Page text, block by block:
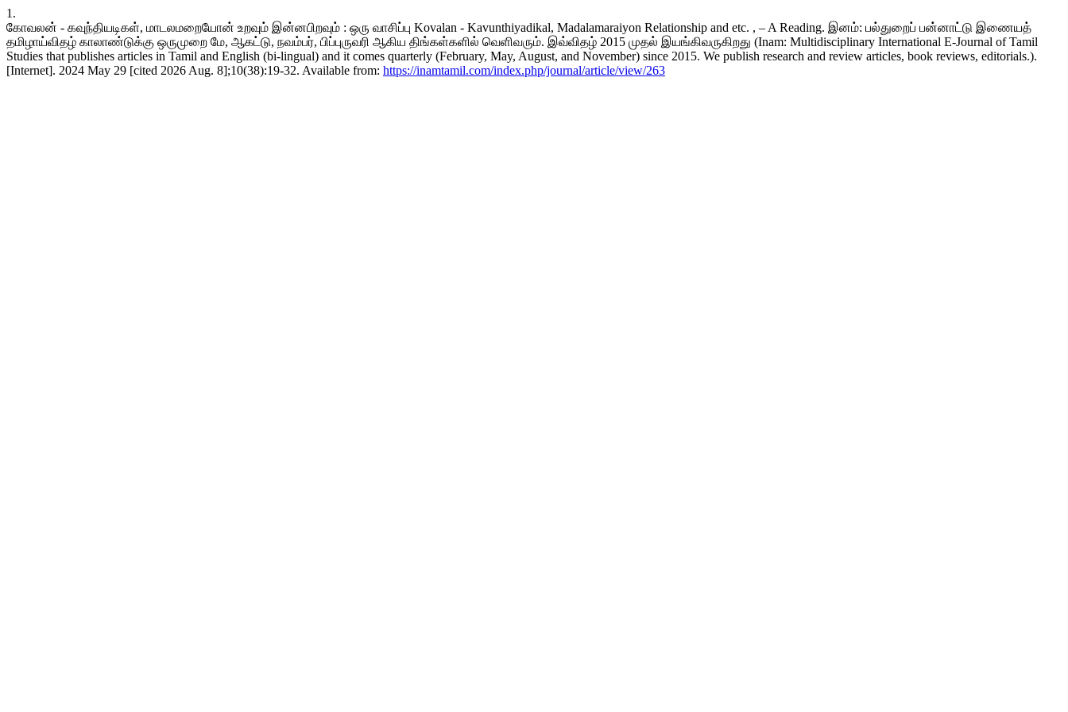
1.
கோவலன் - கவுந்தியடிகள், மாடலமறையோன் உறவும் இன்னபிறவும் : ஒரு வாசிப்பு Kovalan - Kavunthiyadikal, Madalamaraiyon Relationship and etc. , – A Reading. இனம்: பல்துறைப் பன்னாட்டு இணையத்
தமிழாய்விதழ் காலாண்டுக்கு ஒருமுறை மே, ஆகட்டு, நவம்பர், பிப்புருவரி ஆகிய திங்கள்களில் வெளிவரும். இவ்விதழ் 2015 முதல் இயங்கிவருகிறது (Inam: Multidisciplinary International E-Journal of Tamil
Studies that publishes articles in Tamil and English (bi-lingual) and it comes quarterly (February, May, August, and November) since 2015. We publish research and review articles, book reviews, editorials.).
[Internet]. 2024 May 29 [cited 2026 Aug. 8];10(38):19-32. Available from: https://inamtamil.com/index.php/journal/article/view/263